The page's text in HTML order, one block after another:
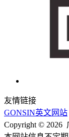
友情链接
GONSIN英文网站
Copyright © 2026